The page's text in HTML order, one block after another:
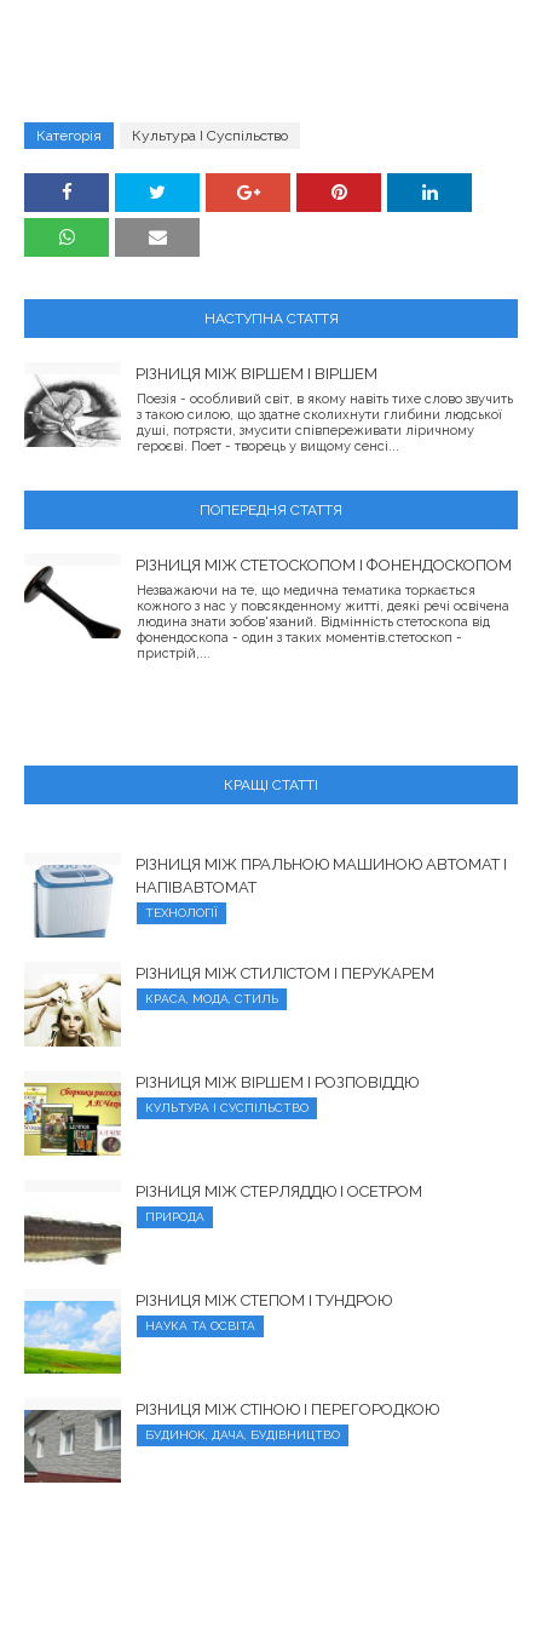
Категорія Культура І Суспільство
НАСТУПНА СТАТТЯ
РІЗНИЦЯ МІЖ ВІРШЕМ І ВІРШЕМ
Поезія - особливий світ, в якому навіть тихе слово звучить
з такою силою, що здатне сколихнути глибини людської
душі, потрясти, змусити співпереживати ліричному
героєві. Поет - творець у вищому сенсі...
ПОПЕРЕДНЯ СТАТТЯ
РІЗНИЦЯ МІЖ СТЕТОСКОПОМ І ФОНЕНДОСКОПОМ
Незважаючи на те, що медична тематика торкається
кожного з нас у повсякденному житті, деякі речі освічена
людина знати зобов'язаний. Відмінність стетоскопа від
фонендоскопа - один з таких моментів.стетоскоп -
пристрій,...
КРАЩІ СТАТТІ
РІЗНИЦЯ МІЖ ПРАЛЬНОЮ МАШИНОЮ АВТОМАТ І
НАПІВАВТОМАТ
ТЕХНОЛОГІЇ
РІЗНИЦЯ МІЖ СТИЛІСТОМ І ПЕРУКАРЕМ
КРАСА, МОДА, СТИЛЬ
РІЗНИЦЯ МІЖ ВІРШЕМ І РОЗПОВІДДЮ
КУЛЬТУРА І СУСПІЛЬСТВО
РІЗНИЦЯ МІЖ СТЕРЛЯДДЮ І ОСЕТРОМ
ПРИРОДА
РІЗНИЦЯ МІЖ СТЕПОМ І ТУНДРОЮ
НАУКА ТА ОСВІТА
РІЗНИЦЯ МІЖ СТІНОЮ І ПЕРЕГОРОДКОЮ
БУДИНОК, ДАЧА, БУДІВНИЦТВО